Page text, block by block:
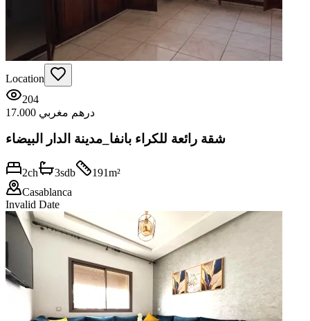
Location
204
17.000 درهم مغربي
شقة رائعة للكراء بانفا_مدينة الدار البيضاء
2ch 3sdb 191m²
Casablanca
Invalid Date